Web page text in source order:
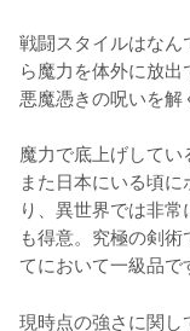
戦闘スタイルはな
ら魔力を体外に放出
悪魔憑きの呪いを解
魔力で底上げしてい
また日本にいる頃
り、異世界では非
も得意。究極の剣
てにおいて一級品で
現時点の強さに関し